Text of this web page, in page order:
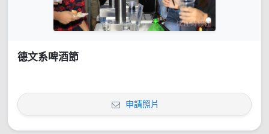
德文系啤酒節
申請照片